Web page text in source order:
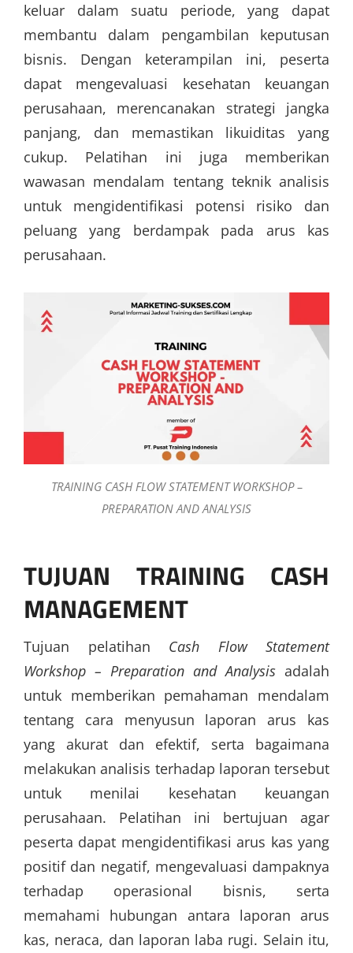
keluar dalam suatu periode, yang dapat
membantu dalam pengambilan keputusan
bisnis. Dengan keterampilan ini, peserta
dapat mengevaluasi kesehatan keuangan
perusahaan, merencanakan strategi jangka
panjang, dan memastikan likuiditas yang
cukup. Pelatihan ini juga memberikan
wawasan mendalam tentang teknik analisis
untuk mengidentifikasi potensi risiko dan
peluang yang berdampak pada arus kas
perusahaan.
TRAINING CASH FLOW STATEMENT WORKSHOP –
PREPARATION AND ANALYSIS
TUJUAN TRAINING CASH
MANAGEMENT
Tujuan pelatihan Cash Flow Statement
Workshop – Preparation and Analysis adalah
untuk memberikan pemahaman mendalam
tentang cara menyusun laporan arus kas
yang akurat dan efektif, serta bagaimana
melakukan analisis terhadap laporan tersebut
untuk menilai kesehatan keuangan
perusahaan. Pelatihan ini bertujuan agar
peserta dapat mengidentifikasi arus kas yang
positif dan negatif, mengevaluasi dampaknya
terhadap operasional bisnis, serta
memahami hubungan antara laporan arus
kas, neraca, dan laporan laba rugi. Selain itu,